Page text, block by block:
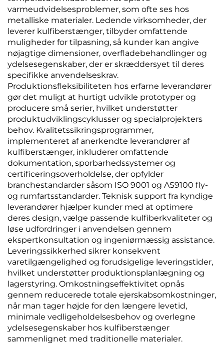
varmeudvidelsesproblemer, som ofte ses hos
metalliske materialer. Ledende virksomheder, der
leverer kulfiberstænger, tilbyder omfattende
muligheder for tilpasning, så kunder kan angive
nøjagtige dimensioner, overfladebehandlinger og
ydelsesegenskaber, der er skræddersyet til deres
specifikke anvendelseskrav.
Produktionsfleksibiliteten hos erfarne leverandører
gør det muligt at hurtigt udvikle prototyper og
producere små serier, hvilket understøtter
produktudviklingscyklusser og specialprojekters
behov. Kvalitetssikringsprogrammer,
implementeret af anerkendte leverandører af
kulfiberstænger, inkluderer omfattende
dokumentation, sporbarhedssystemer og
certificeringsoverholdelse, der opfylder
branchestandarder såsom ISO 9001 og AS9100 fly-
og rumfartsstandarder. Teknisk support fra kyndige
leverandører hjælper kunder med at optimere
deres design, vælge passende kulfiberkvaliteter og
løse udfordringer i anvendelsen gennem
ekspertkonsultation og ingeniørmæssig assistance.
Leveringssikkerhed sikrer konsekvent
varetilgængelighed og forudsigelige leveringstider,
hvilket understøtter produktionsplanlægning og
lagerstyring. Omkostningseffektivitet opnås
gennem reducerede totale ejerskabsomkostninger,
når man tager højde for den længere levetid,
minimale vedligeholdelsesbehov og overlegne
ydelsesegenskaber hos kulfiberstænger
sammenlignet med traditionelle materialer.